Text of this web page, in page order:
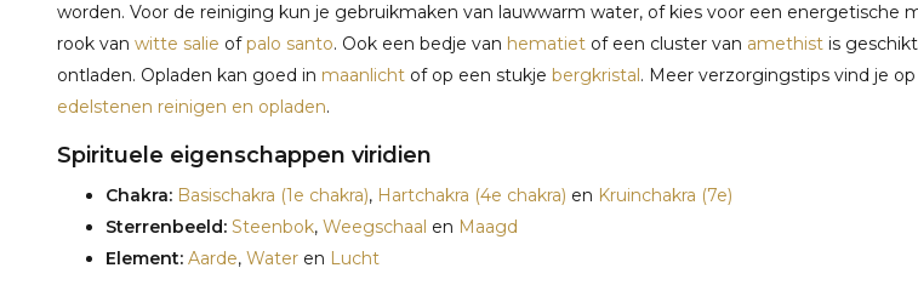
worden. Voor de reiniging kun je gebruikmaken van lauwwarm water, of kies voor een energetische
rook van witte salie ofpalo santo. Ook een bedje van hematiet of een cluster van amethist is
ontladen. Opladen kan goed in maanlicht of op een stukje bergkristal. Meer verzorgingstips vind je
edelstenen reinigen en opladen.
Spirituele eigenschappen viridien
Chakra: Basischakra (1e chakra), Hartchakra (4e chakra) en Kruinchakra (7e)
Sterrenbeeld: Steenbok, Weegschaal en Maagd
Element: Aarde, Water en Lucht